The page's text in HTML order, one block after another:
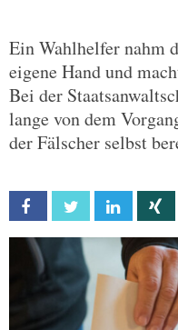
Ein Wahlhelfer nahm
eigene Hand und
Bei der
lange von dem
der Fälscher selbst
Facebook Twitter Linkedin